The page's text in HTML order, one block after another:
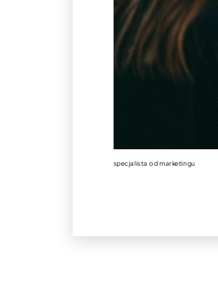
specjalista od marketingu